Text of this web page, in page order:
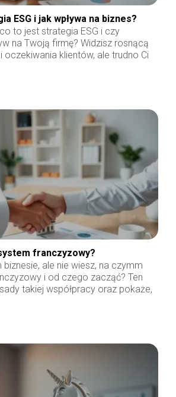
ESG i jak wpływa na biznes?
to jest strategia ESG i czy
na Twoją firmę? Widzisz rosnącą
oczekiwania klientów, ale trudno Ci
franczyzowy?
biznesie, ale nie wiesz, na czymm
i od czego zacząć? Ten
takiej współpracy oraz pokaże,